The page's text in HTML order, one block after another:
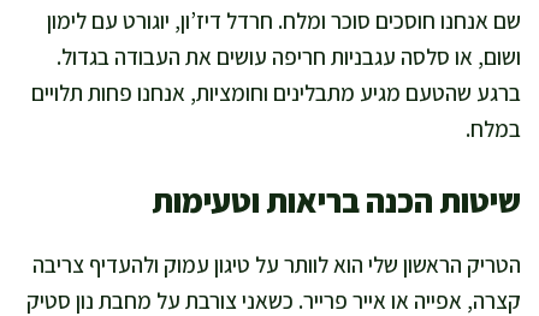
שם אנחנו חוסכים סוכר ומלח. חרדל דיז’ון, יוגורט עם לימון
ושום, או סלסה עגבניות חריפה עושים את העבודה בגדול.
ברגע שהטעם מגיע מתבלינים וחומציות, אנחנו פחות תלויים
במלח.
שיטות הכנה בריאות וטעימות
הטריק הראשון שלי הוא לוותר על טיגון עמוק ולהעדיף צריבה
קצרה, אפייה או אייר פרייר. כשאני צורבת על מחבת נון סטיק